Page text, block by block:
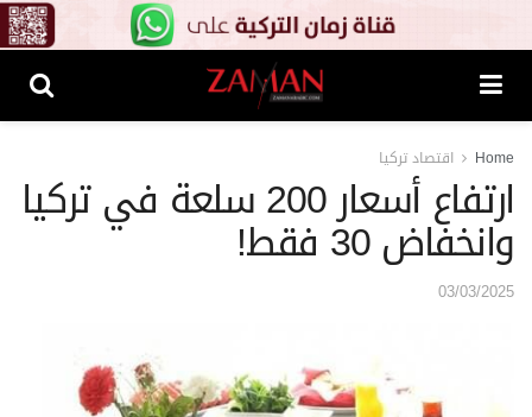
Home اقتصاد تركيا
ارتفاع أسعار 200 سلعة في تركيا
وانخفاض 30 فقط!
03/03/2025